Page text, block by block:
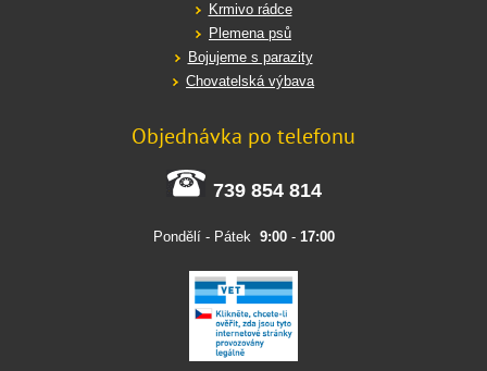
Krmivo rádce
Plemena psů
Bojujeme s parazity
Chovatelská výbava
Objednávka po telefonu
739 854 814
Pondělí - Pátek 9:00- 17:00